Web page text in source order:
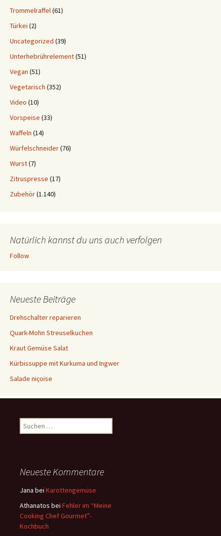
Trommelraffel(61)
Türkei (2)
Uncategorized (39)
Unterhebrührelement(51)
Vegan (51)
Vegetarisch (352)
Video (10)
Vorspeise (33)
Waffeln (14)
Würfelschneider(76)
Wurst(7)
Zitruspresse (17)
Zubehör(1.140)
Natürlich kannst du uns auch verfolgen
Follow
Neueste Beiträge
Drehschalter reparieren
Quark-Mohn Streuselkuchen
Kraut Gemüse Salat
Kürbissuppe mit Kurkuma und Ingwer
Salade niçoise
u
n
c
h
:
Neueste Kommentare
Jana bei Karottengemüse
Athanatos bei Fehler im “Meine
Cooking Chef Gourmet”-
Kochbuch